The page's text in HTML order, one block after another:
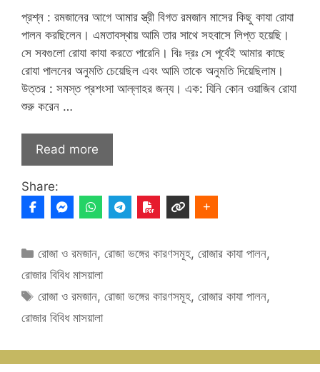
প্রশ্ন : রমজানের আগে আমার স্ত্রী বিগত রমজান মাসের কিছু কাযা রোযা
পালন করছিলেন। এমতাবস্থায় আমি তার সাথে সহবাসে লিপ্ত হয়েছি।
সে সবগুলো রোযা কাযা করতে পারেনি। বিঃ দ্রঃ সে পূর্বেই আমার কাছে
রোযা পালনের অনুমতি চেয়েছিল এবং আমি তাকে অনুমতি দিয়েছিলাম।
উত্তর : সমস্ত প্রশংসা আল্লাহর জন্য। এক: যিনি কোন ওয়াজিব রোযা
শুরু করেন …
Read more
Share:
Categories
রোজা ও রমজান,রোজা ভঙ্গের কারণসমূহ,রোজার কাযা পালন,
রোজার বিবিধ মাসয়ালা
Tags
রোজা ও রমজান,রোজা ভঙ্গের কারণসমূহ,রোজার কাযা পালন,
রোজার বিবিধ মাসয়ালা